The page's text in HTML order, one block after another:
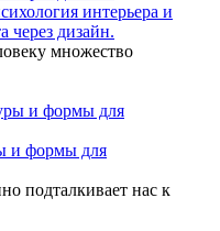
интерьера и
через дизайн.
множество
и формы для
подталкивает нас к